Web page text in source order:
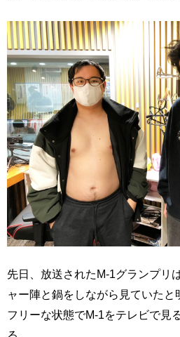
先日、放送されたM-1グランプリ
ャー陣と鍋をしながら見ていたと
フリーな状態でM-1をテレビで見